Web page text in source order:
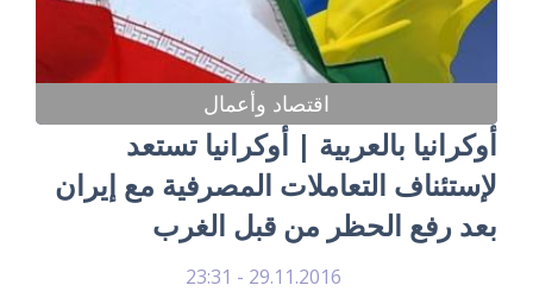
اقتصاد وأعمال
أوكرانيا بالعربية | أوكرانيا تستعد
لإستئناف التعاملات المصرفية مع إيران
بعد رفع الحظر من قبل الغرب
29.11.2016 - 23:31